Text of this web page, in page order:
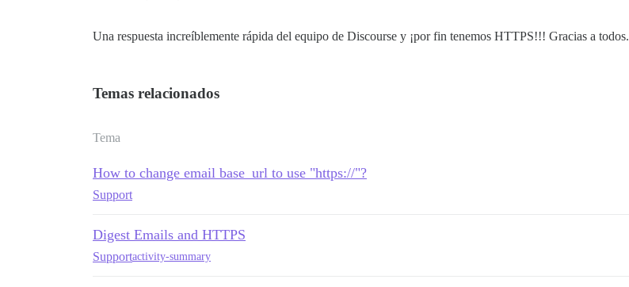
Una respuesta increíblemente rápida del equipo de Discourse y ¡por fin tenemos HTTPS!!! Gracias a todos.
Temas relacionados
Tema
How to change email base_url to use "https://"?
Support
Digest Emails and HTTPS
Supportactivity-summary